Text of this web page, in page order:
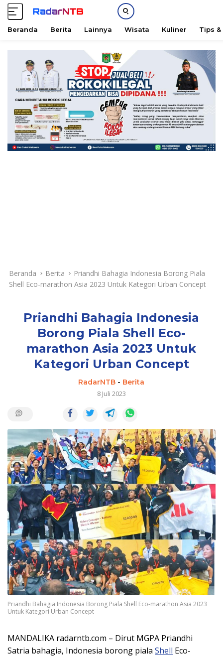
Beranda Berita Lainnya Wisata Kuliner Tips &
Beranda Berita
Priandhi Bahagia Indonesia Borong Piala
Shell Eco-marathon Asia 2023 Untuk Kategori Urban Concept
Priandhi Bahagia Indonesia
Borong Piala Shell Eco-
marathon Asia 2023 Untuk
Kategori Urban Concept
RadarNTB - Berita
8 Juli 2023
Priandhi Bahagia Indonesia Borong Piala Shell Eco-marathon Asia 2023
Untuk Kategori Urban Concept
MANDALIKA radarntb.com – Dirut MGPA Priandhi
Satria bahagia, Indonesia borong piala Shell Eco-